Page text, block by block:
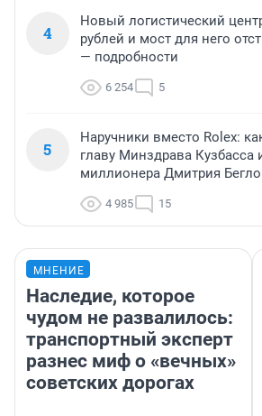
4
Новый логистический
рублей и мост для него
— подробности
6 254 5
5
Наручники вместо Rolex:
главу Минздрава Кузбасса
миллионера Дмитрия
4 985 15
МНЕНИЕ
Наследие, которое
чудом не развалилось:
транспортный эксперт
разнес миф о «вечных»
советских дорогах